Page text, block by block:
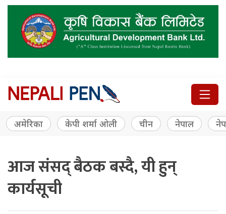
अमेरिका केपी शर्मा ओली चीन नेपाल
आज संसद् बैठक बस्दै, यी हुन्
कार्यसूची